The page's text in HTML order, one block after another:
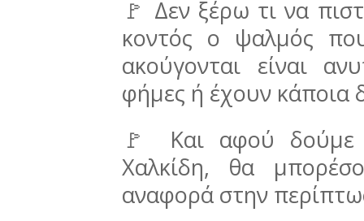
🚩 Δεν ξέρω τι να
κοντός ο ψαλμός
ακούγονται είναι
φήμες ή έχουν κάποια
🚩 Και αφού δούμε
Χαλκίδη, θα
αναφορά στην